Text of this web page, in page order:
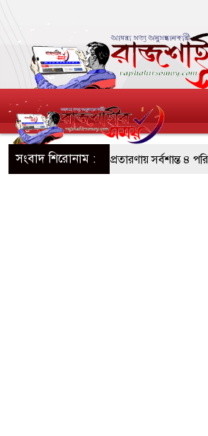
সংবাদ শিরোনাম :
আশ্বাস: দুুই যুবকের প্রতারণায় সর্বশান্ত ৪ পরিবার!